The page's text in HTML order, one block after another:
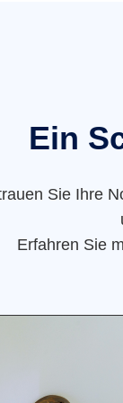
Ein
Sie Ihre
Erfahren Sie